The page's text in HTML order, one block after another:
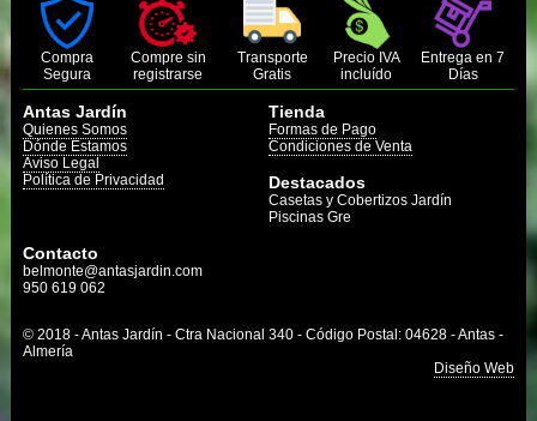
Compra
Segura
Compre sin
registrarse
Transporte
Gratis
Precio IVA
incluído
Entrega en 7
Días
Antas Jardín
Quienes Somos
Dónde Estamos
Aviso Legal
Política de Privacidad
Tienda
Formas de Pago
Condiciones de Venta
Destacados
Casetas y Cobertizos Jardín
Piscinas Gre
Contacto
belmonte@antasjardin.com
950 619 062
© 2018 - Antas Jardín - Ctra Nacional 340 - Código Postal: 04628 - Antas -
Almería
Diseño Web